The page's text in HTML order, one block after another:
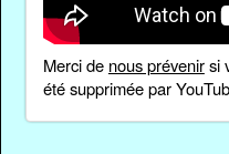
Merci de nous prévenirsi
été supprimée par